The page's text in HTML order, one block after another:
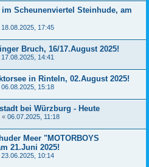
Scheunenviertel Steinhude, am
18.08.2025, 17:45
Bruch, 16/17.August 2025!
17.08.2025, 14:41
in Rinteln, 02.August 2025!
06.08.2025, 15:18
bei Würzburg - Heute
« 06.07.2025, 11:18
Meer "MOTORBOYS
21.Juni 2025!
23.06.2025, 10:14